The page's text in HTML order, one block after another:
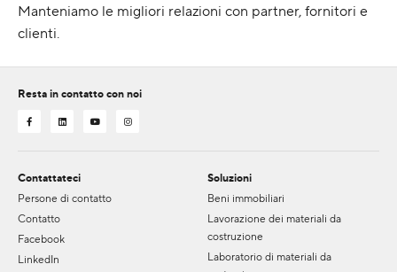
Manteniamo le migliori relazioni con partner, fornitori e
clienti.
Resta in contatto con noi
Contattateci
Persone di contatto
Contatto
Facebook
LinkedIn
Soluzioni
Beni immobiliari
Lavorazione dei materiali da
costruzione
Laboratorio di materiali da